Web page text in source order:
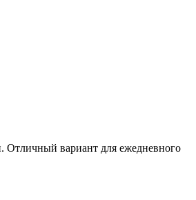
Отличный вариант для ежедневного